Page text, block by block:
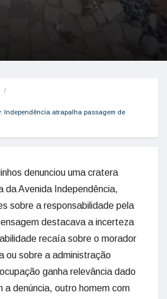
Independência atrapalha passagem de
denunciou uma cratera
da Avenida Independência,
sobre a responsabilidade pela
destacava a incerteza
recaía sobre o morador
ou sobre a administração
ganha relevância dado
a denúncia, outro homem com